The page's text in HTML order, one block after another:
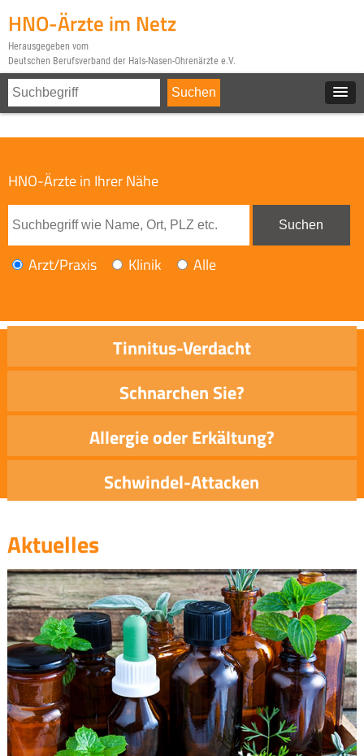
HNO-Ärzte im Netz
Herausgegeben vom
Deutschen Berufsverband der Hals-Nasen-Ohrenärzte e.V.
HNO-Ärzte in Ihrer Nähe
Arzt/Praxis Klinik Alle
Tinnitus-Verdacht
Schnarchen Sie?
Allergie oder Erkältung?
Schwindel-Attacken
Aktuelles